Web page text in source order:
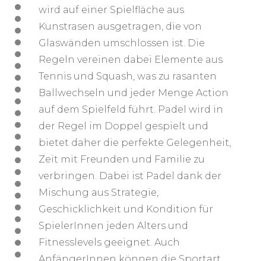
wird auf einer Spielfläche aus
Kunstrasen ausgetragen, die von
Glaswänden umschlossen ist. Die
Regeln vereinen dabei Elemente aus
Tennis und Squash, was zu rasanten
Ballwechseln und jeder Menge Action
auf dem Spielfeld führt. Padel wird in
der Regel im Doppel gespielt und
bietet daher die perfekte Gelegenheit,
Zeit mit Freunden und Familie zu
verbringen. Dabei ist Padel dank der
Mischung aus Strategie,
Geschicklichkeit und Kondition für
SpielerInnen jeden Alters und
Fitnesslevels geeignet. Auch